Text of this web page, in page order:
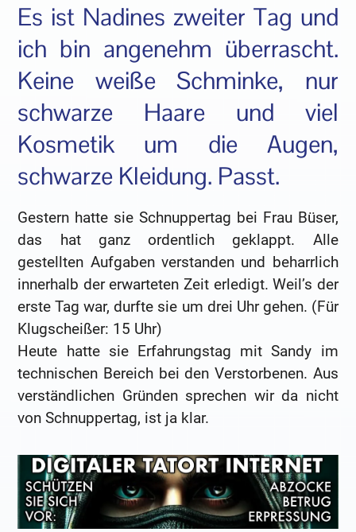
Es ist Nadines zweiter Tag und
ich bin angenehm überrascht.
Keine weiße Schminke, nur
schwarze Haare und viel
Kosmetik um die Augen,
schwarze Kleidung. Passt.
Gestern hatte sie Schnuppertag bei Frau Büser,
das hat ganz ordentlich geklappt. Alle
gestellten Aufgaben verstanden und beharrlich
innerhalb der erwarteten Zeit erledigt. Weil’s der
erste Tag war, durfte sie um drei Uhr gehen. (Für
Klugscheißer: 15 Uhr)
Heute hatte sie Erfahrungstag mit Sandy im
technischen Bereich bei den Verstorbenen. Aus
verständlichen Gründen sprechen wir da nicht
von Schnuppertag, ist ja klar.